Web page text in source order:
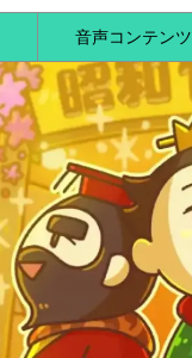
音声コンテンツ